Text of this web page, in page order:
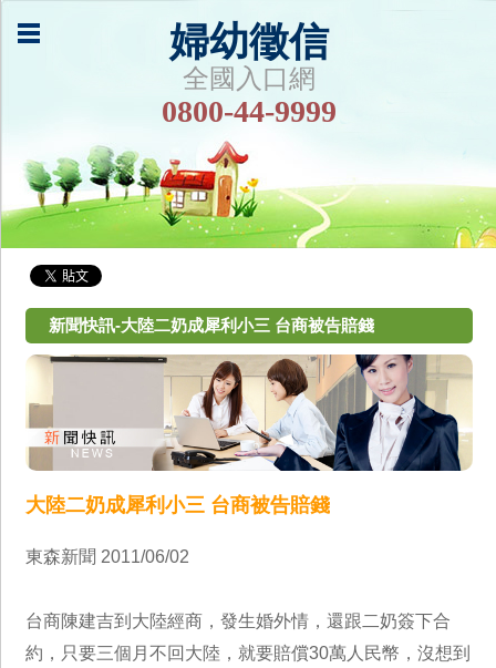
婦幼徵信
全國入口網
0800-44-9999
新聞快訊-大陸二奶成犀利小三 台商被告賠錢
大陸二奶成犀利小三 台商被告賠錢
東森新聞 2011/06/02
台商陳建吉到大陸經商，發生婚外情，還跟二奶簽下合
約，只要三個月不回大陸，就要賠償30萬人民幣，沒想到